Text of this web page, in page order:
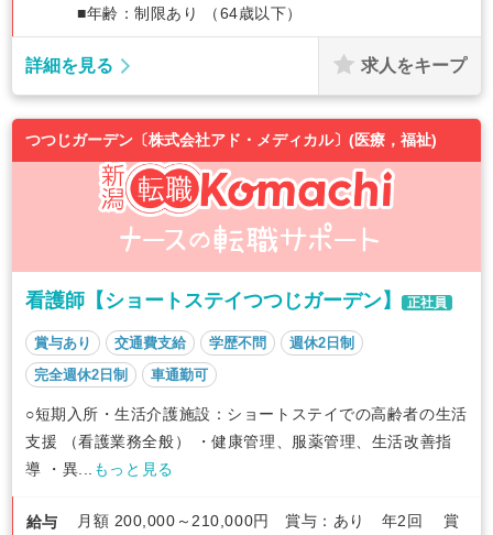
■年齢：制限あり （64歳以下）
詳細を見る 求人をキープ
つつじガーデン〔株式会社アド・メディカル〕(医療，福祉)
看護師【ショートステイつつじガーデン】 正社員
賞与あり 交通費支給 学歴不問
週休2日制
完全週休2日制
車通勤可
○短期入所・生活介護施設：ショートステイでの高齢者の生活
支援 （看護業務全般） ・健康管理、服薬管理、生活改善指
導 ・異... もっと見る
給与
月額 200,000～210,000円 賞与：あり 年2回 賞